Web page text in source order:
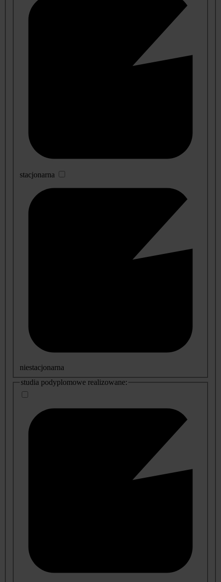
stacjonarna
niestacjonarna
studia podyplomowe realizowane: